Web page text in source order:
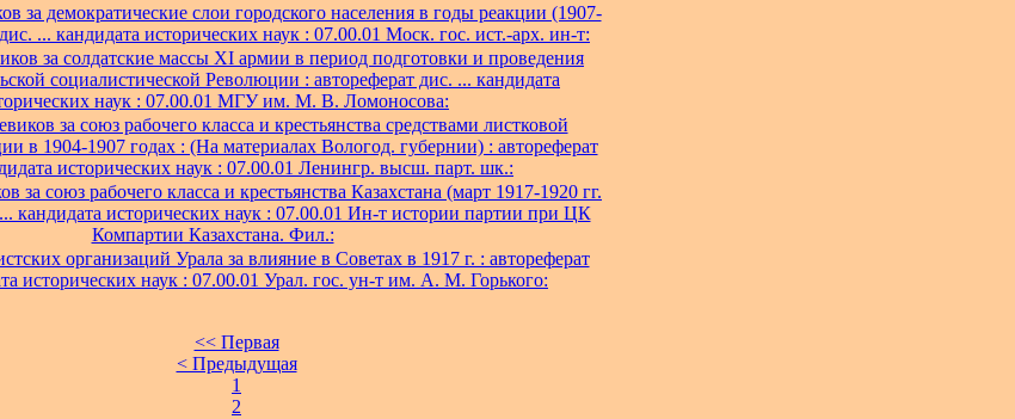
за демократические слои городского населения в годы реакции (1907-
... кандидата исторических наук : 07.00.01 Моск. гос. ист.-арх. ин-т:
за солдатские массы XI армии в период подготовки и проведения
социалистической Революции : автореферат дис. ... кандидата
наук : 07.00.01 МГУ им. М. В. Ломоносова:
за союз рабочего класса и крестьянства средствами листковой
в 1904-1907 годах : (На материалах Вологод. губернии) : автореферат
исторических наук : 07.00.01 Ленингр. высш. парт. шк.:
за союз рабочего класса и крестьянства Казахстана (март 1917-1920 гг.
кандидата исторических наук : 07.00.01 Ин-т истории партии при ЦК
Компартии Казахстана. Фил.:
организаций Урала за влияние в Советах в 1917 г. : автореферат
исторических наук : 07.00.01 Урал. гос. ун-т им. А. М. Горького:
<< Первая
< Предыдущая
1
2